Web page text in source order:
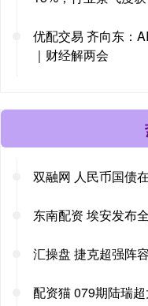
优配交易 齐向东：
｜财经解两会
双融网 人民币国债
东南配资 埃安发布
汇操盘 捷克超强阵
配资猫 079期陆瑞